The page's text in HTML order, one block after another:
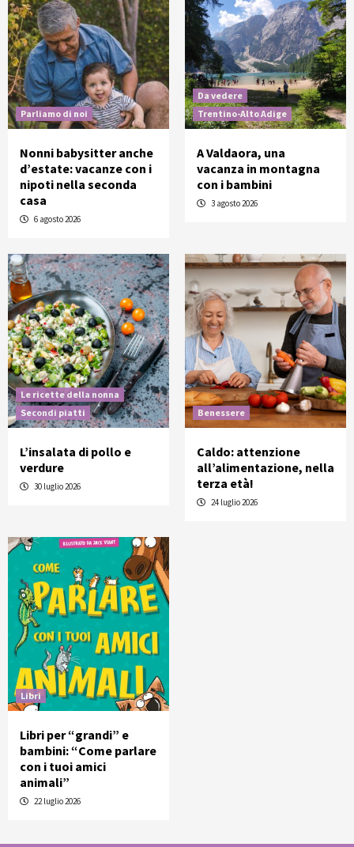
Parliamo di noi
Nonni babysitter anche
d’estate: vacanze con i
nipoti nella seconda
casa
6 agosto 2026
Da vedere
Trentino-Alto Adige
A Valdaora, una
vacanza in montagna
con i bambini
3 agosto 2026
Le ricette della nonna
Secondi piatti
L’insalata di pollo e
verdure
30 luglio 2026
Benessere
Caldo: attenzione
all’alimentazione, nella
terza età!
24 luglio 2026
Libri
Libri per “grandi” e
bambini: “Come parlare
con i tuoi amici
animali”
22 luglio 2026